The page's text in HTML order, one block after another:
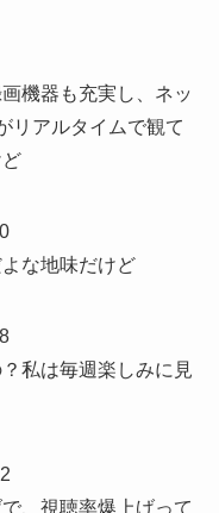
機器も充実し、ネッ
リアルタイムで観て
な地味だけど
私は毎週楽しみに見
、視聴率爆上げって